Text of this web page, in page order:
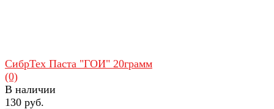
СибрТех Паста "ГОИ" 20грамм
(0)
В наличии
130 руб.